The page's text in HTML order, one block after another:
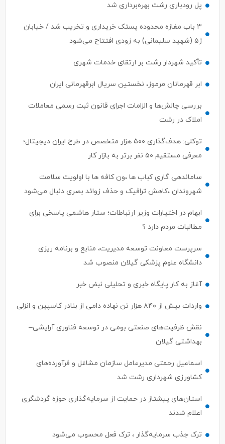
پل رودباری رشت بهره‌برداری شد
۳ باب مغازه محدوده پستک خریداری و تخریب شد / خیابان
ژ۵ (شهید سلیمانی) به زودی افتتاح می‌شود
تأکید شهردار رشت بر ارتقای خدمات شهری
ابر قهرمانان مرموز، نخستین سریال ابرقهرمانی ایران
بررسی چالش‌ها و الزامات اجرای قانون ثبت رسمی معاملات
املاک در رشت
توکلی: هدف‌گذاری ۵۰۰ هزار متخصص در طرح ایران دیجیتال؛
معرفی مستقیم ۵۰ نفر برتر به بازار کار
ساماندهی گاری کباب ها ،ون کافه ها با اولویت سلامت
شهروندان ،کاهش ترافیک و حذف زوائد بصری دنبال می‌شود
ابهام در اختیارات وزیر ارتباطات؛ ستار هاشمی پاسخی برای
مطالبات مردم دارد ؟
سرپرست معاونت توسعه مدیریت، منابع و برنامه ریزی
دانشگاه علوم پزشکی گیلان منصوب شد
آغاز به کار پایگاه خبری و تحلیلی نبض خبر
واردات بیش از ۸۴۰ هزار تن نهاده دامی از بنادر كاسپین و انزلی
نقش ظرفیت‌های صنعتی بومی در توسعه فناوری آرایشی–
بهداشتی گیلان
اسماعیل رحمتی مدیرعامل سازمان مشاغل و فرآورده‌های
کشاورزی شهرداری رشت شد
استان‌های پیشتاز در حمایت از سرمایه‌گذاری حوزه گردشگری
اعلام شدند
ترک جذب سرمایه‌گذار ، ترک فعل محسوب می‌شود